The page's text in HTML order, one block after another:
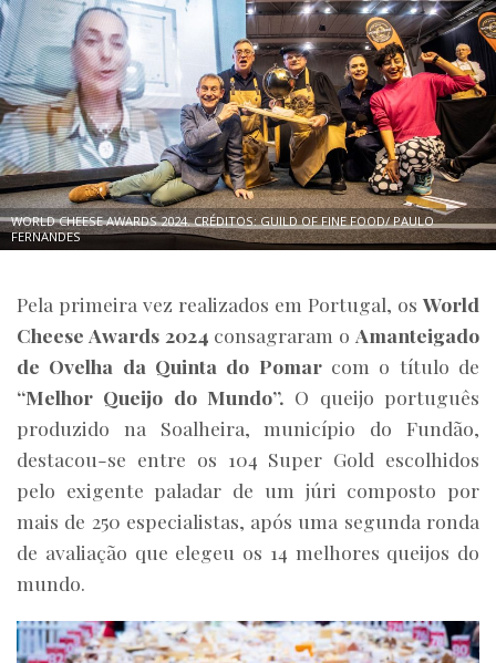
WORLD CHEESE AWARDS 2024. CRÉDITOS: GUILD OF FINE FOOD/ PAULO
FERNANDES
Pela primeira vez realizados em Portugal, os World
Cheese Awards 2024 consagraram o Amanteigado
de Ovelha da Quinta do Pomarcom o título de
“Melhor Queijo do Mundo”. O queijo português
produzido na Soalheira, município do Fundão,
destacou-se entre os 104 Super Gold escolhidos
pelo exigente paladar de um júri composto por
mais de 250 especialistas, após uma segunda ronda
de avaliação que elegeu os 14 melhores queijos do
mundo.